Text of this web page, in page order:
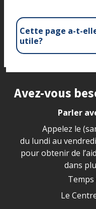
Cette page a-t-
utile?
Site footer
Avez-vous
Parler
Appelez le
du lundi au
pour obtenir de
dans
Temps
Le